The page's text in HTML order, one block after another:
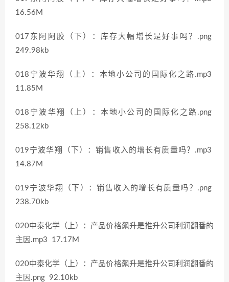
16.56M
017东阿阿胶（下）：库存大幅增长是好事吗？.png
249.98kb
018宁波华翔（上）：本地小公司的国际化之路.mp3
11.85M
018宁波华翔（上）：本地小公司的国际化之路.png
258.12kb
019宁波华翔（下）：销售收入的增长有质量吗？.mp3
14.87M
019宁波华翔（下）：销售收入的增长有质量吗？.png
238.70kb
020中泰化学（上）：产品价格飙升是推升公司利润翻番的
主因.mp3 17.17M
020中泰化学（上）：产品价格飙升是推升公司利润翻番的
主因.png 92.10kb